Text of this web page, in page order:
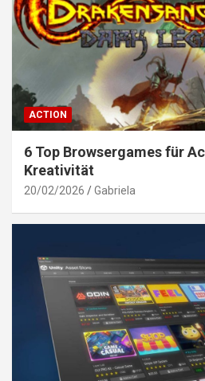
ACTION
6 Top Browsergames für
Kreativität
20/02/2026 Gabriela